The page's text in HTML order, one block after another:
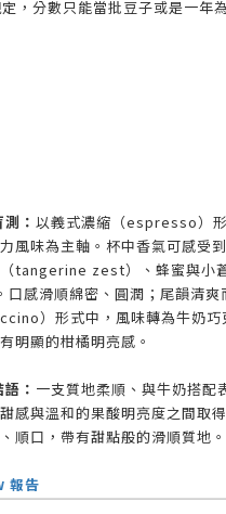
，分數只能當批豆子或是一年
： 以義式濃縮（espresso）
風味為主軸。杯中香氣可感受
tangerine zest）、蜂蜜與小
口感滑順綿密、圓潤；尾韻清爽
）形式中，風味轉為牛奶巧
明顯的柑橘明亮感。
： 一支質地柔順、與牛奶搭配
感與溫和的果酸明亮度之間取
順口，帶有甜點般的滑順質地。
報告